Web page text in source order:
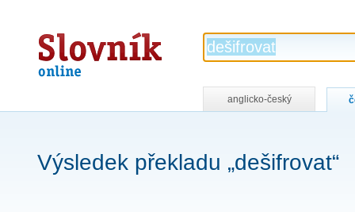
Slovník
online
anglicko-český
Výsledek překladu „dešifrovat“